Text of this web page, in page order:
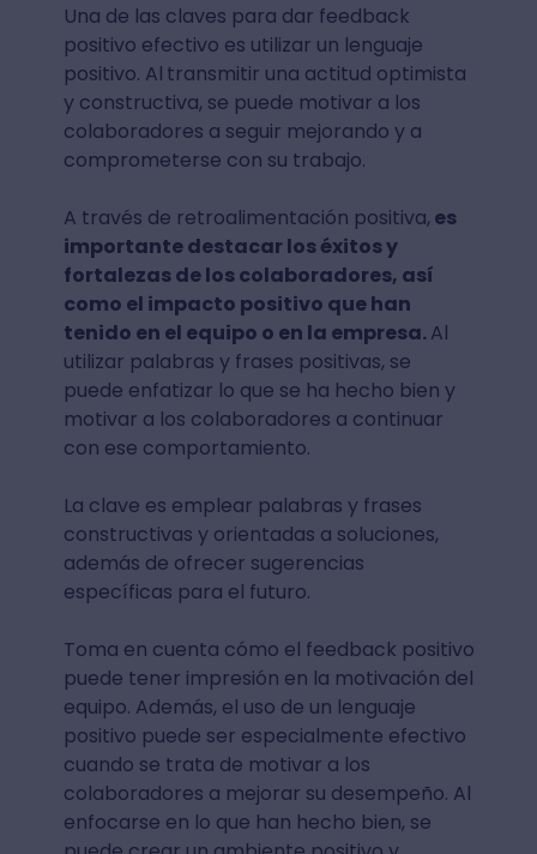
Una de las claves para dar feedback
positivo efectivo es utilizar un lenguaje
positivo. Al transmitir una actitud optimista
y constructiva, se puede motivar a los
colaboradores a seguir mejorando y a
comprometerse con su trabajo.
A través de retroalimentación positiva, es
importante destacar los éxitos y
fortalezas de los colaboradores, así
como el impacto positivo que han
tenido en el equipo o en la empresa.Al
utilizar palabras y frases positivas, se
puede enfatizar lo que se ha hecho bien y
motivar a los colaboradores a continuar
con ese comportamiento.
La clave es emplear palabras y frases
constructivas y orientadas a soluciones,
además de ofrecer sugerencias
específicas para el futuro.
Toma en cuenta cómo el feedback positivo
puede tener impresión en la motivación del
equipo. Además, el uso de un lenguaje
positivo puede ser especialmente efectivo
cuando se trata de motivar a los
colaboradores a mejorar su desempeño. Al
enfocarse en lo que han hecho bien, se